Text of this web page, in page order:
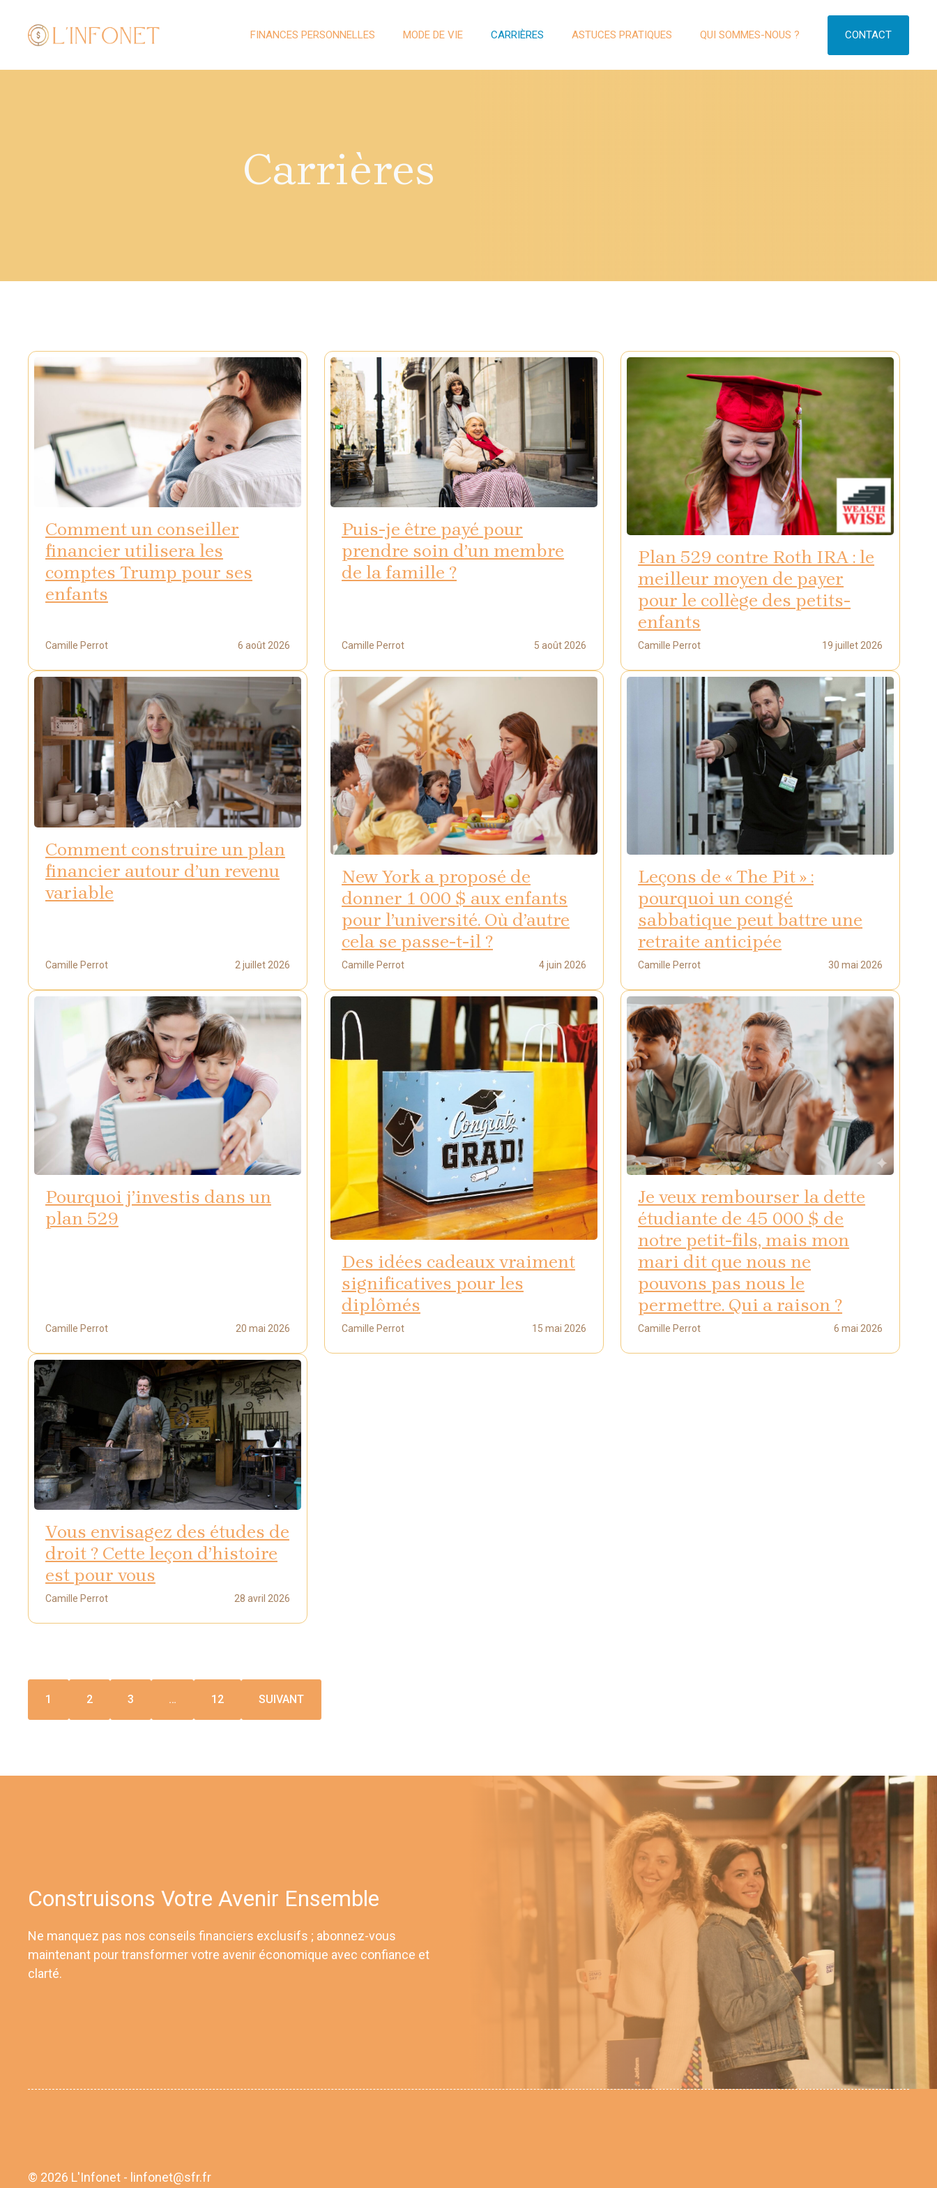
contenu
FINANCES PERSONNELLES MODE DE VIE CARRIÈRES ASTUCES PRATIQUES QUI SOMMES-NOUS ? CONTACT
Carrières
Comment un conseiller
financier utilisera les
comptes Trump pour ses
enfants
Camille Perrot 6 août 2026
Puis-je être payé pour
prendre soin d’un membre
de la famille ?
Camille Perrot 5 août 2026
Plan 529 contre Roth IRA : le
meilleur moyen de payer
pour le collège des petits-
enfants
Camille Perrot 19 juillet 2026
Comment construire un plan
financier autour d’un revenu
variable
Camille Perrot 2 juillet 2026
New York a proposé de
donner 1 000 $ aux enfants
pour l’université. Où d’autre
cela se passe-t-il ?
Camille Perrot 4 juin 2026
Leçons de « The Pit » :
pourquoi un congé
sabbatique peut battre une
retraite anticipée
Camille Perrot 30 mai 2026
Pourquoi j’investis dans un
plan 529
Camille Perrot 20 mai 2026
Des idées cadeaux vraiment
significatives pour les
diplômés
Camille Perrot 15 mai 2026
Je veux rembourser la dette
étudiante de 45 000 $ de
notre petit-fils, mais mon
mari dit que nous ne
pouvons pas nous le
permettre. Qui a raison ?
Camille Perrot 6 mai 2026
Vous envisagez des études de
droit ? Cette leçon d’histoire
est pour vous
Camille Perrot 28 avril 2026
1 2 3 … 12 SUIVANT
Construisons Votre Avenir Ensemble
Ne manquez pas nos conseils financiers exclusifs ; abonnez-vous
maintenant pour transformer votre avenir économique avec confiance et
clarté.
© 2026 L'Infonet - linfonet@sfr.fr